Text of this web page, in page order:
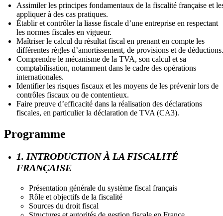
Assimiler les principes fondamentaux de la fiscalité française et
appliquer à des cas pratiques.
Établir et contrôler la liasse fiscale d’une entreprise en respectant
les normes fiscales en vigueur.
Maîtriser le calcul du résultat fiscal en prenant en compte les
différentes règles d’amortissement, de provisions et de déductions.
Comprendre le mécanisme de la TVA, son calcul et sa
comptabilisation, notamment dans le cadre des opérations
internationales.
Identifier les risques fiscaux et les moyens de les prévenir lors de
contrôles fiscaux ou de contentieux.
Faire preuve d’efficacité dans la réalisation des déclarations
fiscales, en particulier la déclaration de TVA (CA3).
Programme
1. INTRODUCTION À LA FISCALITÉ
FRANÇAISE
Présentation générale du système fiscal français
Rôle et objectifs de la fiscalité
Sources du droit fiscal